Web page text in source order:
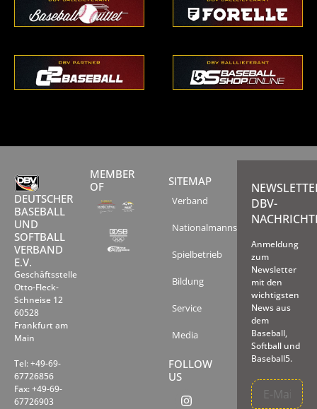
DEUTSCHER
BASEBALL
UND
SOFTBALL
VERBAND
E.V.
Geschäftsstelle
Otto-Fleck-
Schneise 12
60528
Frankfurt am
Main
Tel: +49-69-
67726856
Fax: +49-69-
67726903
MEMBER
OF
SITEMAP
Verband
Nationalmannschaften
Spielbetrieb
Bildung
Service
Media
FOLLOW
US
DBV-
Anmeldung
zum
Newsletter
mit den
wichtigsten
News aus
dem
Baseball,
Softball und
Baseball5.